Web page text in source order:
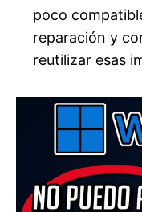
poco
reparación y
reutilizar esas